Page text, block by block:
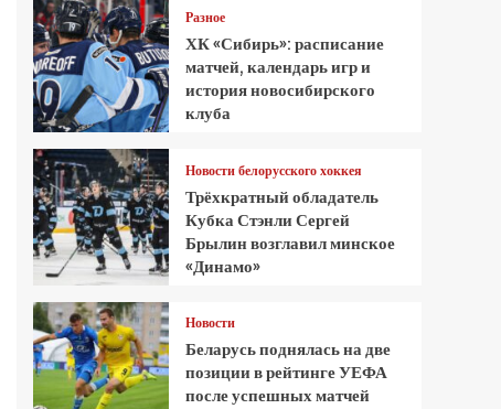
Разное
ХК «Сибирь»: расписание
матчей, календарь игр и
история новосибирского
клуба
Новости белорусского хоккея
Трёхкратный обладатель
Кубка Стэнли Сергей
Брылин возглавил минское
«Динамо»
Новости
Беларусь поднялась на две
позиции в рейтинге УЕФА
после успешных матчей